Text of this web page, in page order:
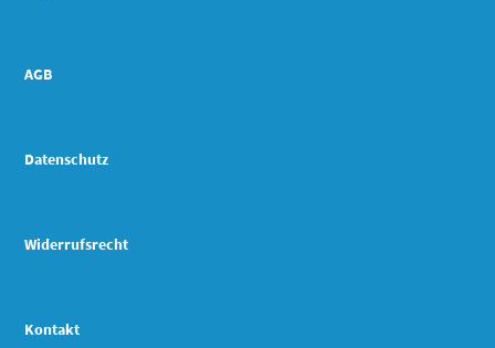
AGB
Datenschutz
Widerrufsrecht
Kontakt